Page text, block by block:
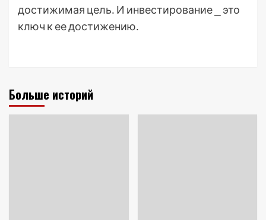
достижимая цель․ И инвестирование ⎯ это
ключ к ее достижению․
Больше историй